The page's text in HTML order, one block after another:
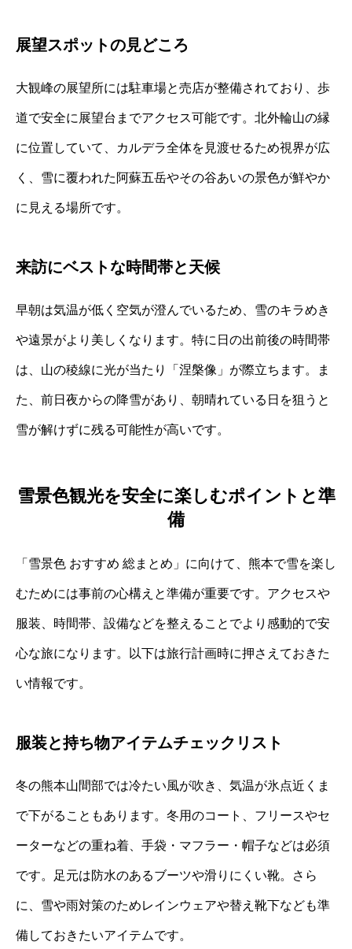
展望スポットの見どころ
大観峰の展望所には駐車場と売店が整備されており、歩
道で安全に展望台までアクセス可能です。北外輪山の縁
に位置していて、カルデラ全体を見渡せるため視界が広
く、雪に覆われた阿蘇五岳やその谷あいの景色が鮮やか
に見える場所です。
来訪にベストな時間帯と天候
早朝は気温が低く空気が澄んでいるため、雪のキラめき
や遠景がより美しくなります。特に日の出前後の時間帯
は、山の稜線に光が当たり「涅槃像」が際立ちます。ま
た、前日夜からの降雪があり、朝晴れている日を狙うと
雪が解けずに残る可能性が高いです。
雪景色観光を安全に楽しむポイントと準
備
「雪景色 おすすめ 総まとめ」に向けて、熊本で雪を楽し
むためには事前の心構えと準備が重要です。アクセスや
服装、時間帯、設備などを整えることでより感動的で安
心な旅になります。以下は旅行計画時に押さえておきた
い情報です。
服装と持ち物アイテムチェックリスト
冬の熊本山間部では冷たい風が吹き、気温が氷点近くま
で下がることもあります。冬用のコート、フリースやセ
ーターなどの重ね着、手袋・マフラー・帽子などは必須
です。足元は防水のあるブーツや滑りにくい靴。さら
に、雪や雨対策のためレインウェアや替え靴下なども準
備しておきたいアイテムです。